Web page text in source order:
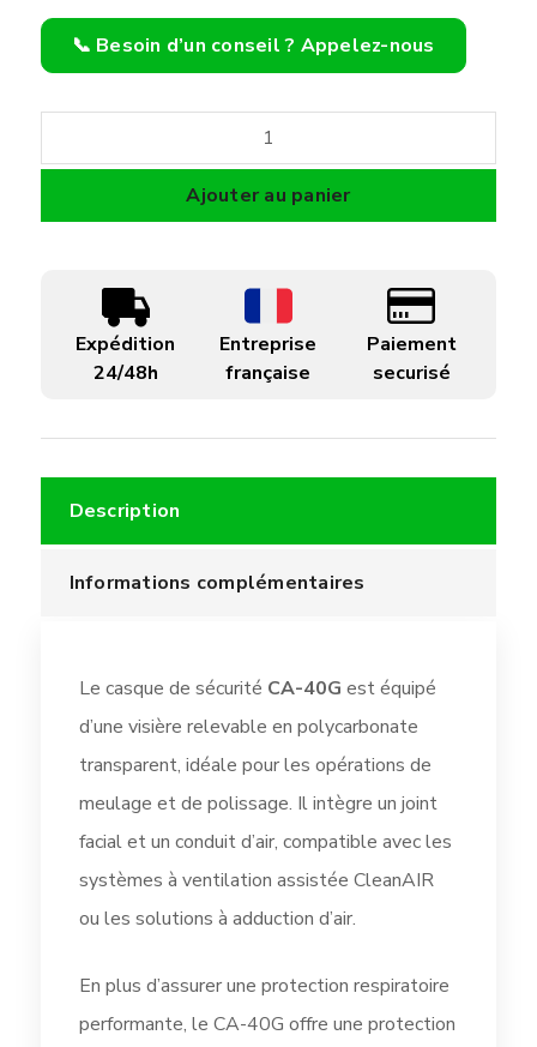
📞 Besoin d’un conseil ? Appelez-nous
de
CA-
(EN397)
Ajouter au panier
Expédition
24/48h
Entreprise
française
Paiement
securisé
Description
Informations complémentaires
Le casque de sécurité CA-40G est équipé
d’une visière relevable en polycarbonate
transparent, idéale pour les opérations de
meulage et de polissage. Il intègre un joint
facial et un conduit d’air, compatible avec les
systèmes à ventilation assistée CleanAIR
ou les solutions à adduction d’air.
En plus d’assurer une protection respiratoire
performante, le CA-40G offre une protection